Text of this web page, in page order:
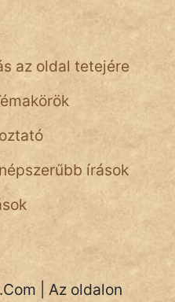
az oldal tetejére
írások
| Az oldalon